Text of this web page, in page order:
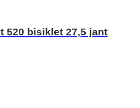
520 bisiklet 27,5 jant